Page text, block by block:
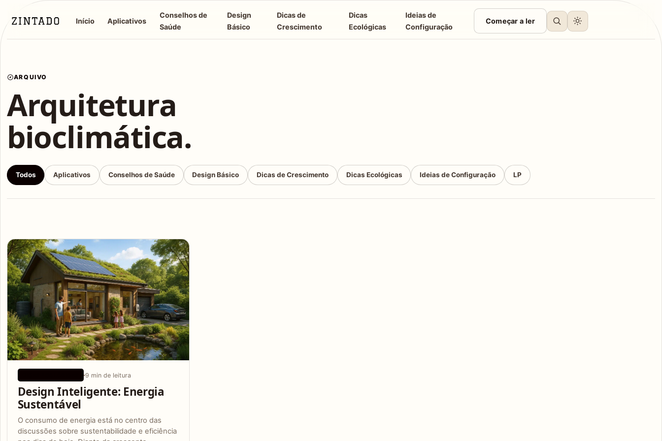
Início Aplicativos
Conselhos de
Saúde
Design
Básico
Dicas de
Crescimento
Dicas
Ecológicas
Ideias de
Configuração
Começar a ler
ARQUIVO
Arquitetura
bioclimática.
Todos Aplicativos Conselhos de Saúde Design Básico Dicas de Crescimento Dicas Ecológicas Ideias de Configuração LP
Articles
9 min de leitura
Design Inteligente: Energia
Sustentável
O consumo de energia está no centro das
discussões sobre sustentabilidade e eficiência